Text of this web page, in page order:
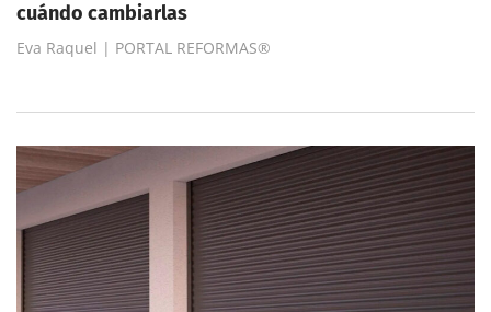
cuándo cambiarlas
Eva Raquel | PORTAL REFORMAS®